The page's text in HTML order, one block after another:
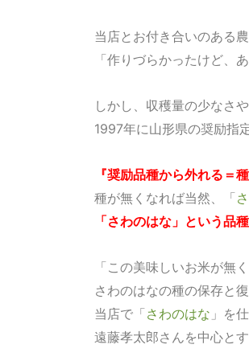
当店とお付き合いのある
「作りづらかったけど、
しかし、収穫量の少なさ
1997年に山形県の奨励指
『奨励品種から外れる＝
種が無くなれば当然、「
「さわのはな」という品
「この美味しいお米が無
さわのはなの種の保存と
当店で「さわのはな 」を
遠藤孝太郎さんを中心と